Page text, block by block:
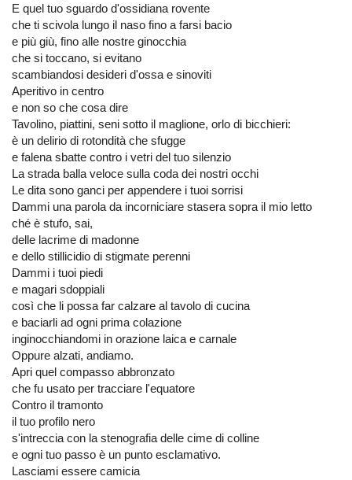
E quel tuo sguardo d'ossidiana rovente
che ti scivola lungo il naso fino a farsi bacio
e più giù, fino alle nostre ginocchia
che si toccano, si evitano
scambiandosi desideri d'ossa e sinoviti
Aperitivo in centro
e non so che cosa dire
Tavolino, piattini, seni sotto il maglione, orlo di bicchieri:
è un delirio di rotondità che sfugge
e falena sbatte contro i vetri del tuo silenzio
La strada balla veloce sulla coda dei nostri occhi
Le dita sono ganci per appendere i tuoi sorrisi
Dammi una parola da incorniciare stasera sopra il mio letto
ché è stufo, sai,
delle lacrime di madonne
e dello stillicidio di stigmate perenni
Dammi i tuoi piedi
e magari sdoppiali
così che li possa far calzare al tavolo di cucina
e baciarli ad ogni prima colazione
inginocchiandomi in orazione laica e carnale
Oppure alzati, andiamo.
Apri quel compasso abbronzato
che fu usato per tracciare l'equatore
Contro il tramonto
il tuo profilo nero
s'intreccia con la stenografia delle cime di colline
e ogni tuo passo è un punto esclamativo.
Lasciami essere camicia